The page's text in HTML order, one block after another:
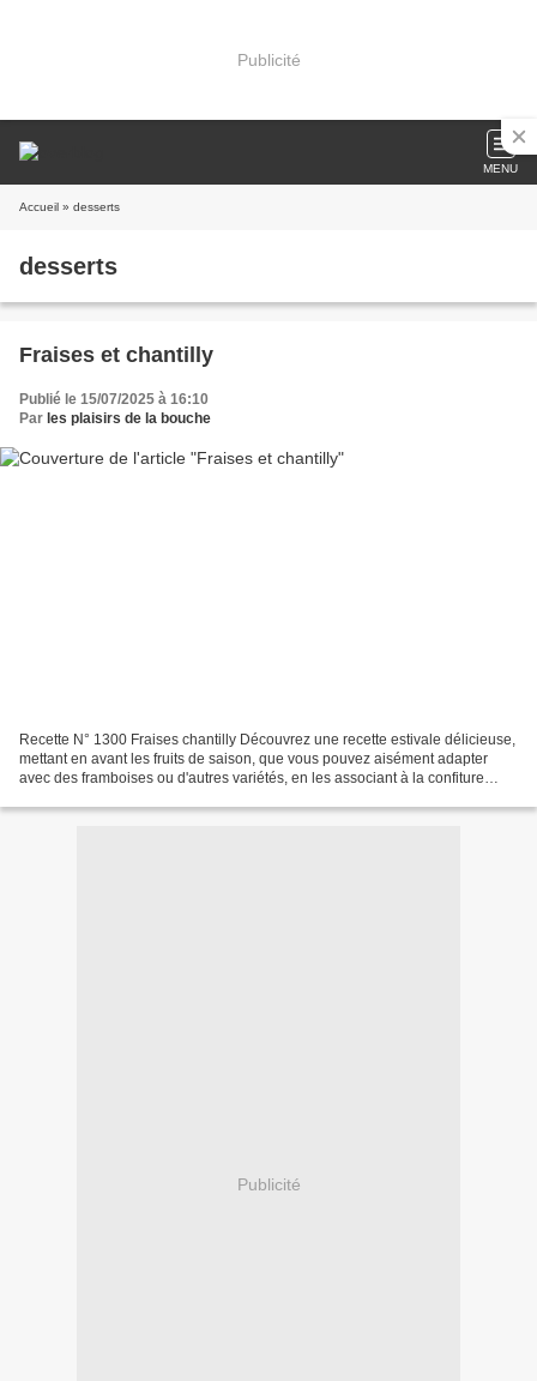
Publicité
MENU
Accueil » desserts
desserts
Fraises et chantilly
Publié le 15/07/2025 à 16:10
Par les plaisirs de la bouche
Recette N° 1300 Fraises chantilly Découvrez une recette estivale délicieuse,
mettant en avant les fruits de saison, que vous pouvez aisément adapter
avec des framboises ou d'autres variétés, en les associant à la confiture
Publicité